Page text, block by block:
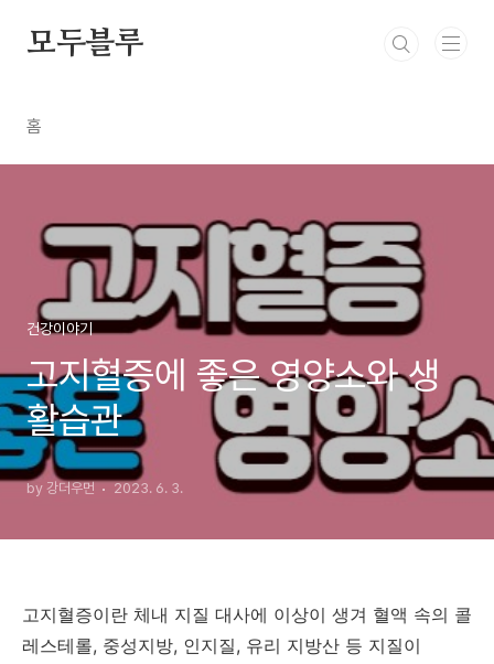
모두블루
홈
건강이야기
고지혈증에 좋은 영양소와 생
활습관
by 강더우먼 2023. 6. 3.
고지혈증이란 체내 지질 대사에 이상이 생겨 혈액 속의 콜
레스테롤, 중성지방, 인지질, 유리 지방산 등 지질이